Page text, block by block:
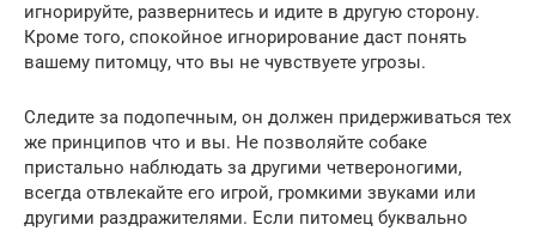
игнорируйте, развернитесь и идите в другую сторону.
Кроме того, спокойное игнорирование даст понять
вашему питомцу, что вы не чувствуете угрозы.
Следите за подопечным, он должен придерживаться тех
же принципов что и вы. Не позволяйте собаке
пристально наблюдать за другими четвероногими,
всегда отвлекайте его игрой, громкими звуками или
другими раздражителями. Если питомец буквально